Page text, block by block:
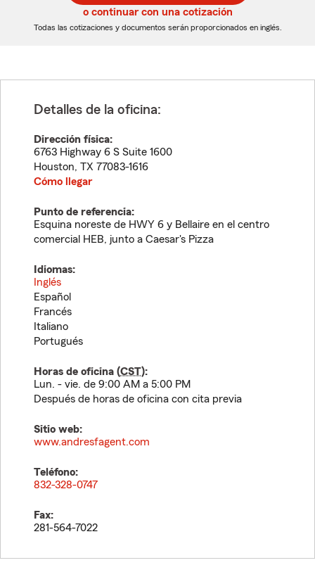
5
dígitos
5
dígitos
o continuar con una cotización
Todas las cotizaciones y documentos serán proporcionados en inglés.
Detalles de la oficina:
Dirección física:
6763 Highway 6 S Suite 1600
Houston, TX 77083-1616
Cómo llegar
Punto de referencia:
Esquina noreste de HWY 6 y Bellaire en el centro
comercial HEB, junto a Caesar's Pizza
Idiomas:
Inglés
Español
Francés
Italiano
Portugués
Horas de oficina (CST):
Lun. - vie. de 9:00 AM a 5:00 PM
Después de horas de oficina con cita previa
Sitio web:
www.andresfagent.com
Teléfono:
832-328-0747
Fax:
281-564-7022